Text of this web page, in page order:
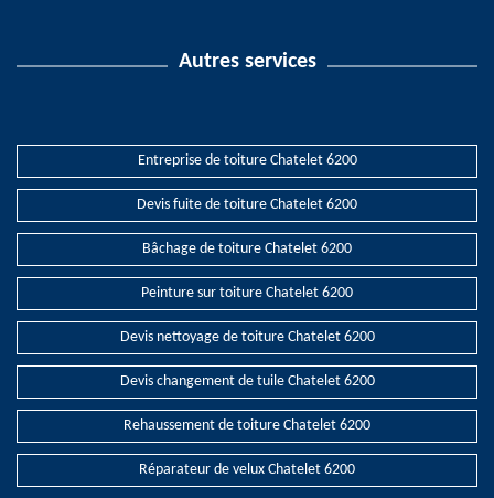
Autres services
Entreprise de toiture Chatelet 6200
Devis fuite de toiture Chatelet 6200
Bâchage de toiture Chatelet 6200
Peinture sur toiture Chatelet 6200
Devis nettoyage de toiture Chatelet 6200
Devis changement de tuile Chatelet 6200
Rehaussement de toiture Chatelet 6200
Réparateur de velux Chatelet 6200